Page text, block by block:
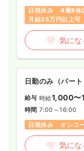
日祝休み
4週8休
月給25万円以上可
気にな
日勤のみ（パート
給与 時給1,000〜
時間 7:00～16:00
日祝休み
オンコ
気にな